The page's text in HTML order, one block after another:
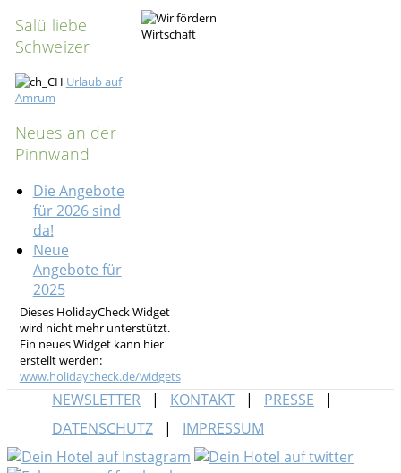
Salü liebe
Schweizer
Urlaub auf
Amrum
Neues an der
Pinnwand
Die Angebote
für 2026 sind
da!
Neue
Angebote für
2025
Dieses HolidayCheck Widget
wird nicht mehr unterstützt.
Ein neues Widget kann hier
erstellt werden:
www.holidaycheck.de/widgets
NEWSLETTER KONTAKT
PRESSE
DATENSCHUTZ
IMPRESSUM